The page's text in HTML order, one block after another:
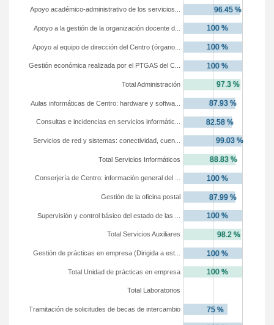
Tramitación de solicitudes de becas de intercambio
Total Laboratorios
Total Unidad de prácticas en empresa
Gestión de prácticas en empresa (Dirigida a est...
Total Servicios Auxiliares
Supervisión y control básico del estado de las ...
Gestión de la oficina postal
Conserjería de Centro: información general del ...
Total Servicios Informáticos
Servicios de red y sistemas: conectividad, cuen...
Consultas e incidencias en servicios informátic...
Aulas informáticas de Centro: hardware y softwa...
Total Administración
Gestión económica realizada por el PTGAS del C...
Apoyo al equipo de dirección del Centro (órgano...
Apoyo a la gestión de la organización docente d...
Apoyo académico-administrativo de los servicios...